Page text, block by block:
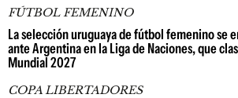
FÚTBOL FEMENINO
La selección uruguaya de fútbol femenino se
ante Argentina en la Liga de Naciones, que
Mundial 2027
COPA LIBERTADORES